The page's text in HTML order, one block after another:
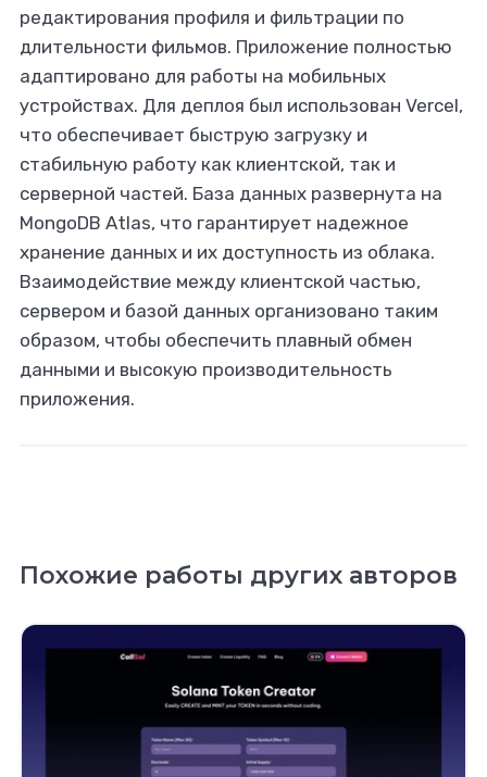
редактирования профиля и фильтрации по
длительности фильмов. Приложение полностью
адаптировано для работы на мобильных
устройствах. Для деплоя был использован Vercel,
что обеспечивает быструю загрузку и
стабильную работу как клиентской, так и
серверной частей. База данных развернута на
MongoDB Atlas, что гарантирует надежное
хранение данных и их доступность из облака.
Взаимодействие между клиентской частью,
сервером и базой данных организовано таким
образом, чтобы обеспечить плавный обмен
данными и высокую производительность
приложения.
Похожие работы других авторов